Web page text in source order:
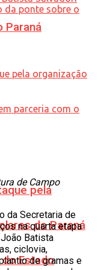
Paraná
pela
do Paraná
Estado
de Campo
da Secretaria de
na quarta etapa
Batista
ciclovia,
de gramas e